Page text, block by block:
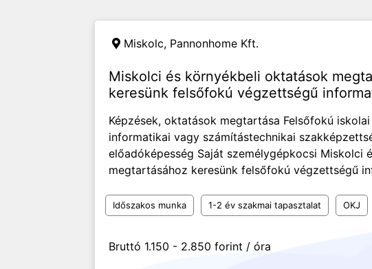
Miskolc, Pannonhome Kft.
Miskolci és környékbeli oktatások
keresünk felsőfokú végzettségű
Képzések, oktatások megtartása Felsőfokú
informatikai vagy számítástechnikai
előadóképesség Saját személygépkocsi Miskolci
megtartásához keresünk felsőfokú végzettségű
Időszakos munka 1-2 év szakmai tapasztalat OKJ
Bruttó 1.150 - 2.850 forint / óra